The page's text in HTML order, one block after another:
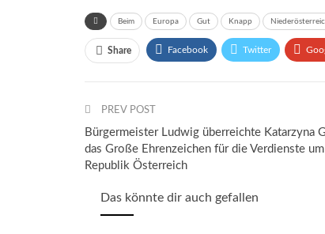
Beim Europa Gut Knapp
Share Facebook Twitter
PREV POST
Bürgermeister Ludwig überreichte Katarzyna
das Große Ehrenzeichen für die Verdienste
Republik Österreich
Das könnte dir auch gefallen